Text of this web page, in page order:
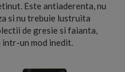
Este antiaderenta, nu
si nu trebuie lustruita
de gresie si faianta,
intr-un mod inedit.